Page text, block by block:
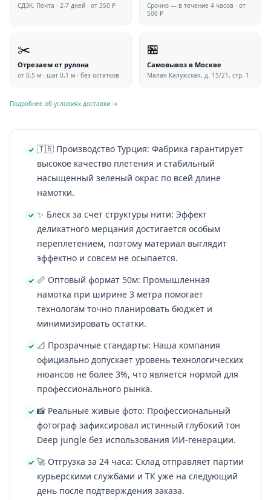
СДЭК, Почта · 2-7 дней · от 350 ₽
Срочно — в течение 4 часов · от
500 ₽
✂️
Отрезаем от рулона
от 0,5 м · шаг 0,1 м · без остатков
🏪
Самовывоз в Москве
Малая Калужская, д. 15/21, стр. 1
Подробнее об условиях доставки →
🇹🇷 Производство Турция: Фабрика гарантирует
высокое качество плетения и стабильный
насыщенный зеленый окрас по всей длине
намотки.
✨ Блеск за счет структуры нити: Эффект
деликатного мерцания достигается особым
переплетением, поэтому материал выглядит
эффектно и совсем не осыпается.
📏 Оптовый формат 50м: Промышленная
намотка при ширине 3 метра помогает
технологам точно планировать бюджет и
минимизировать остатки.
📐 Прозрачные стандарты: Наша компания
официально допускает уровень технологических
нюансов не более 3%, что является нормой для
профессионального рынка.
📸 Реальные живые фото: Профессиональный
фотограф зафиксировал истинный глубокий тон
Deep jungle без использования ИИ-генерации.
🚀 Отгрузка за 24 часа: Склад отправляет партии
курьерскими службами и ТК уже на следующий
день после подтверждения заказа.